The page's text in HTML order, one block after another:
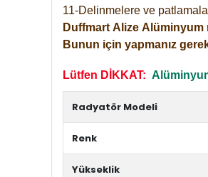
11-Delinmelere ve
Duffmart Alize Alüminyum
Bunun için yapmanız
Lütfen DİKKAT:
Radyatör Modeli
Renk
Yükseklik